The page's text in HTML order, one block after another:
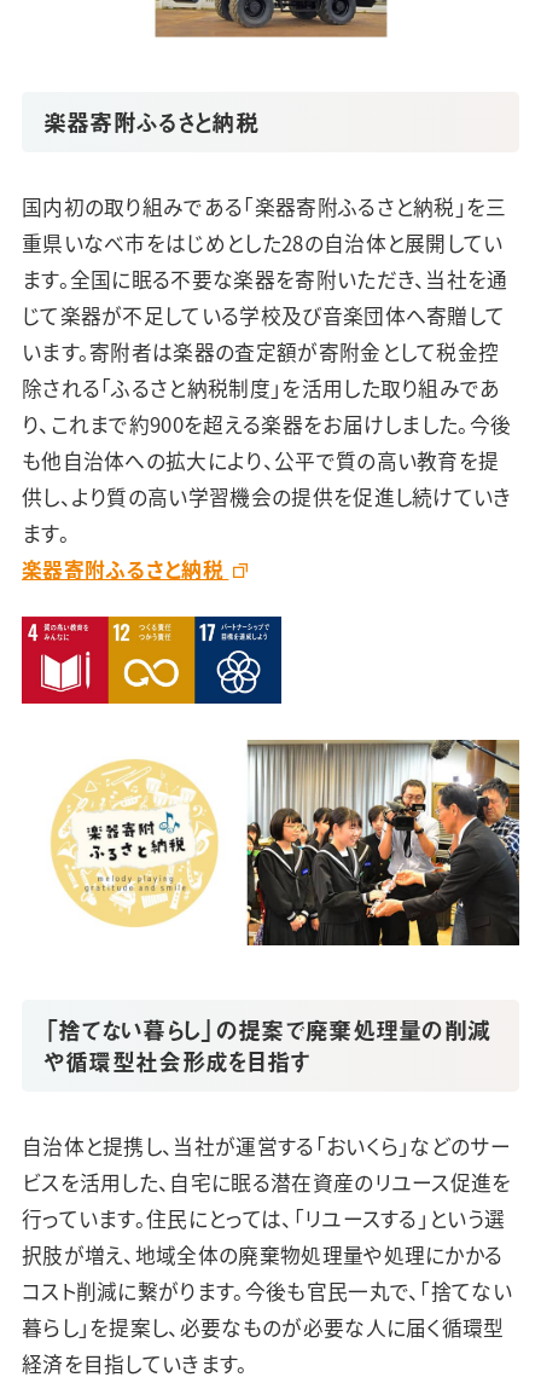
楽器寄附ふるさと納税
国内初の取り組みである「楽器寄附ふるさと納税」を三
重県いなべ市をはじめとした28の自治体と展開してい
ます。全国に眠る不要な楽器を寄附いただき、当社を通
じて楽器が不足している学校及び音楽団体へ寄贈して
います。寄附者は楽器の査定額が寄附金として税金控
除される「ふるさと納税制度」を活用した取り組みであ
り、これまで約900を超える楽器をお届けしました。今後
も他自治体への拡大により、公平で質の高い教育を提
供し、より質の高い学習機会の提供を促進し続けていき
ます。
楽器寄附ふるさと納税
「捨てない暮らし」の提案で廃棄処理量の削減
や循環型社会形成を目指す
自治体と提携し、当社が運営する「おいくら」などのサー
ビスを活用した、自宅に眠る潜在資産のリユース促進を
行っています。住民にとっては、「リユースする」という選
択肢が増え、地域全体の廃棄物処理量や処理にかかる
コスト削減に繋がります。今後も官民一丸で、「捨てない
暮らし」を提案し、必要なものが必要な人に届く循環型
経済を目指していきます。